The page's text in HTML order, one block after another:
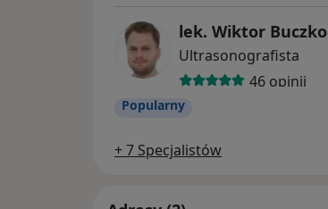
lek. Wiktor Buczko
Ultrasonografista
46 opinii
Popularny
+ 7 Specjalistów